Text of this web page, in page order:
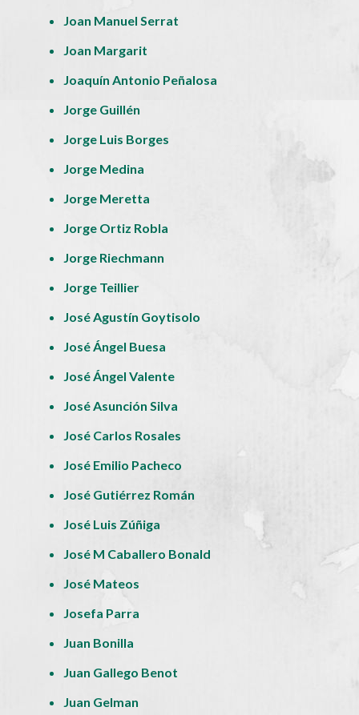
Joan Manuel Serrat
Joan Margarit
Joaquín Antonio Peñalosa
Jorge Guillén
Jorge Luis Borges
Jorge Medina
Jorge Meretta
Jorge Ortiz Robla
Jorge Riechmann
Jorge Teillier
José Agustín Goytisolo
José Ángel Buesa
José Ángel Valente
José Asunción Silva
José Carlos Rosales
José Emilio Pacheco
José Gutiérrez Román
José Luis Zúñiga
José M Caballero Bonald
José Mateos
Josefa Parra
Juan Bonilla
Juan Gallego Benot
Juan Gelman